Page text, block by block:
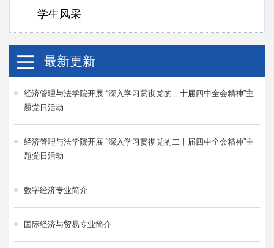
学生风采
最新更新
经济管理与法学院开展 “深入学习贯彻党的二十届四中全会精神”主
题党日活动
经济管理与法学院开展 “深入学习贯彻党的二十届四中全会精神”主
题党日活动
数字经济专业简介
国际经济与贸易专业简介